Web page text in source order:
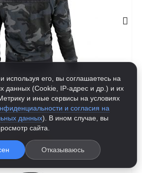
НА МОЛНИИ
9 500.00р
используя его, вы соглашаетесь на
данных (Cookie, IP-адрес и др.) и их
и иные сервисы на условиях
и согласия на
данных). В ином случае, вы
сайта.
Отказываюсь